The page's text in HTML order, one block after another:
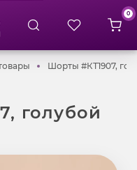
0
одежда Все товары
Шорты #КТ1907,
голубой